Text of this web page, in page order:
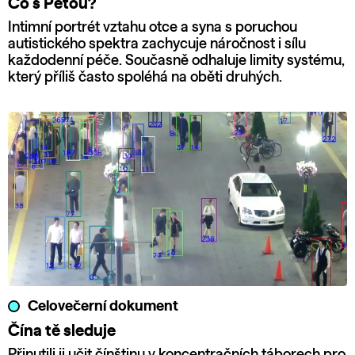
Co s Péťou?
Intimní portrét vztahu otce a syna s poruchou
autistického spektra zachycuje náročnost i sílu
každodenní péče. Současně odhaluje limity systému,
který příliš často spoléhá na oběti druhých.
Celovečerní dokument
Čína tě sleduje